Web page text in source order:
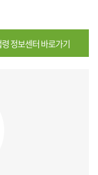
정보센터 바로가기